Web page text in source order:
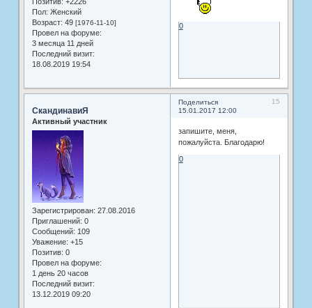
Позитив: +2226
Пол: Женский
Возраст: 49 [1976-11-10]
Провел на форуме:
3 месяца 11 дней
Последний визит:
18.08.2019 19:54
0
Поделиться
15
15.01.2017 12:00
СкандинавиЯ
Активный участник
Зарегистрирован: 27.08.2016
Приглашений: 0
Сообщений: 109
Уважение: +15
Позитив: 0
Провел на форуме:
1 день 20 часов
Последний визит:
13.12.2019 09:20
запишите, меня,
пожалуйста. Благодарю!
0